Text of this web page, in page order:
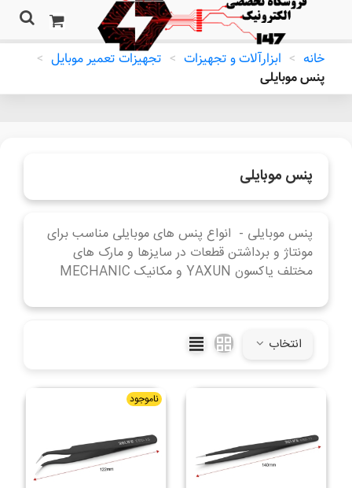
خانه > ابزارآلات و تجهیزات > تجهیزات تعمیر موبایل >
پنس موبایلی
پنس موبایلی
پنس موبایلی - انواع پنس های موبایلی مناسب برای
مونتاژ و برداشتن قطعات در سایزها و مارک های
مختلف یاکسون YAXUN و مکانیک MECHANIC
انتخاب
ناموجود